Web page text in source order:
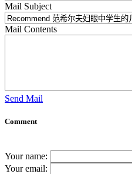
Mail Subject
Mail Contents
Send Mail
Comment
Your name:
Your email: